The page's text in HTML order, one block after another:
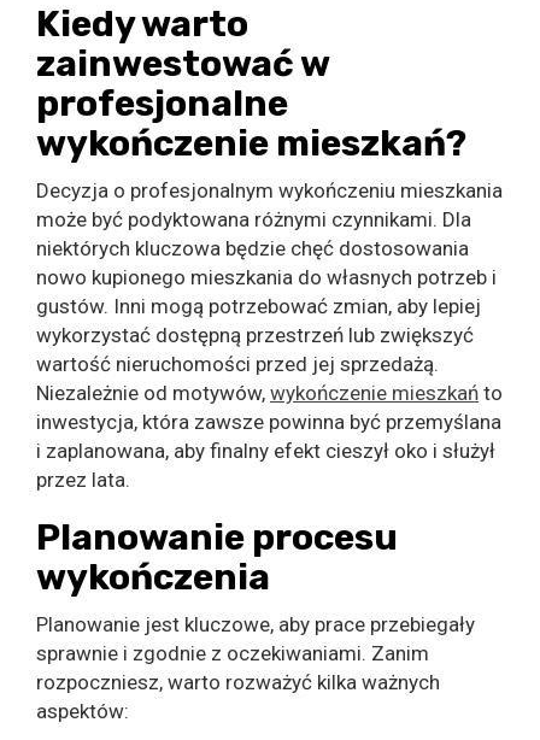
Kiedy warto
zainwestować w
profesjonalne
wykończenie mieszkań?
Decyzja o profesjonalnym wykończeniu mieszkania
może być podyktowana różnymi czynnikami. Dla
niektórych kluczowa będzie chęć dostosowania
nowo kupionego mieszkania do własnych potrzeb i
gustów. Inni mogą potrzebować zmian, aby lepiej
wykorzystać dostępną przestrzeń lub zwiększyć
wartość nieruchomości przed jej sprzedażą.
Niezależnie od motywów, wykończenie mieszkań to
inwestycja, która zawsze powinna być przemyślana
i zaplanowana, aby finalny efekt cieszył oko i służył
przez lata.
Planowanie procesu
wykończenia
Planowanie jest kluczowe, aby prace przebiegały
sprawnie i zgodnie z oczekiwaniami. Zanim
rozpoczniesz, warto rozważyć kilka ważnych
aspektów: